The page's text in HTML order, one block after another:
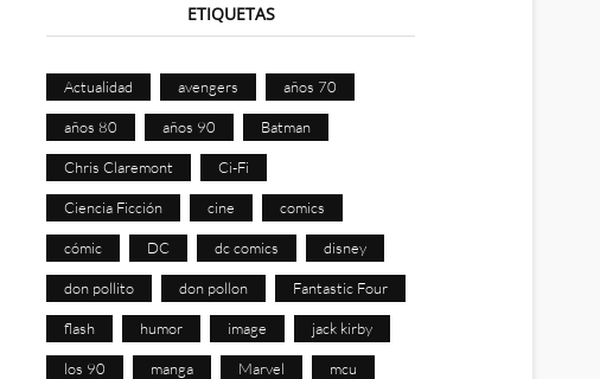
ETIQUETAS
Actualidad avengers años 70
años 80 años 90 Batman
Chris Claremont Ci-Fi
Ciencia Ficción cine comics
cómic DC dc comics disney
don pollito don pollon Fantastic Four
flash humor image jack kirby
los 90 manga Marvel mcu